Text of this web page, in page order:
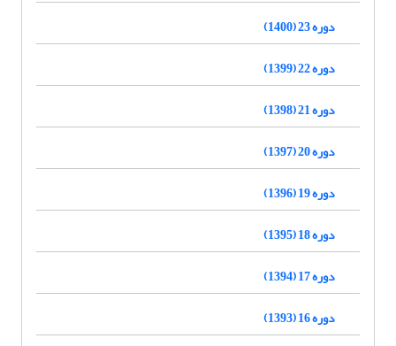
دوره 23 (1400)
دوره 22 (1399)
دوره 21 (1398)
دوره 20 (1397)
دوره 19 (1396)
دوره 18 (1395)
دوره 17 (1394)
دوره 16 (1393)